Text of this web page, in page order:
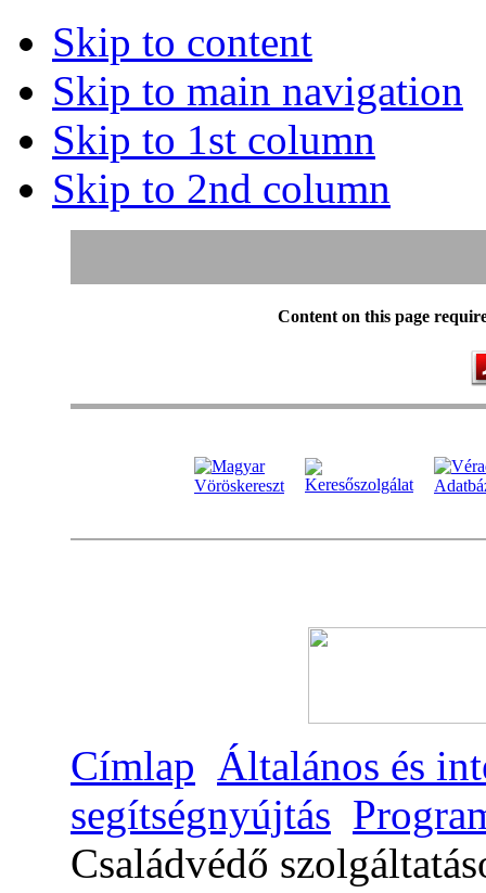
Skip to content
Skip to main navigation
Skip to 1st column
Skip to 2nd column
Content on this page
Címlap Általános és
segítségnyújtás
Családvédő